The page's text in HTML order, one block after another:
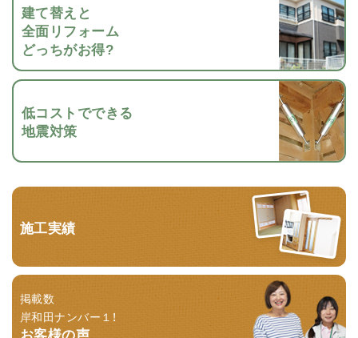
建て替えと
全面リフォーム
どっちがお得?
低コストでできる
地震対策
施工実績
掲載数
岸和田ナンバー１！
お客様の声